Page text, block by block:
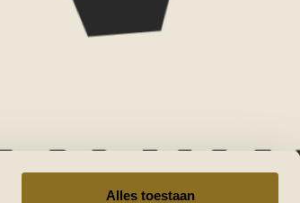
Alles toestaan